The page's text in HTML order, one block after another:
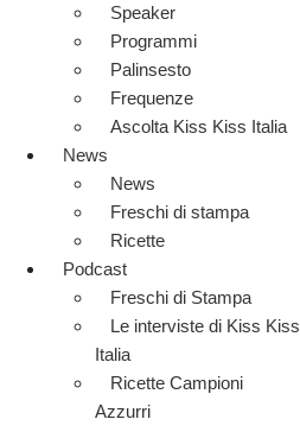
Speaker
Programmi
Palinsesto
Frequenze
Ascolta Kiss Kiss Italia
News
News
Freschi di stampa
Ricette
Podcast
Freschi di Stampa
Le interviste di Kiss Kiss
Italia
Ricette Campioni
Azzurri